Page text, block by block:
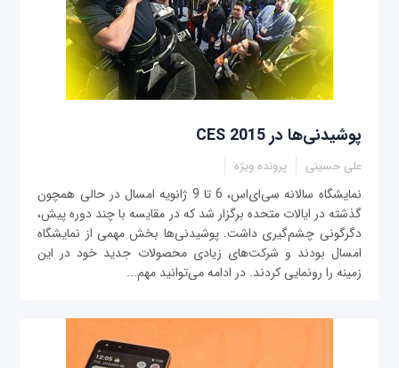
پوشيدنی‌ها در CES 2015
علی حسینی پرونده ویژه
نمايشگاه سالانه سی‌ای‌اس، 6 تا 9 ژانويه امسال در حالی همچون
گذشته در ايالات متحده برگزار شد که در مقايسه با چند دوره پيش،
دگرگونی چشم‌گيری داشت. پوشیدنی‌ها بخش مهمی از نمایشگاه
امسال بودند و شرکت‌های زیادی محصولات جدید خود در این
زمینه را رونمایی کردند. در ادامه می‌توانید مهم‌...